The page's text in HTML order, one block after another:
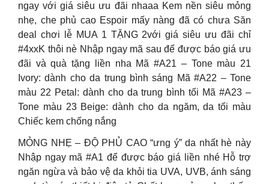
ngay với giá siêu ưu đãi nhaaa Kem nền siêu mỏng
nhẹ, che phủ cao Espoir mấy nàng đã có chưa Săn
deal chơi lễ MUA 1 TẶNG 2với giá siêu ưu đãi chỉ
#4xxK thôi nè Nhập ngay mã sau để được báo giá ưu
đãi và quà tặng liền nha Mã #A21 – Tone màu 21
Ivory: dành cho da trung bình sáng Mã #A22 – Tone
màu 22 Petal: dành cho da trung bình tối Mã #A23 –
Tone màu 23 Beige: dành cho da ngăm, da tối màu
Chiếc kem chống nắng
MỎNG NHẸ – ĐỘ PHỦ CAO “ưng ý” da nhất hè này
Nhập ngay mã #A1 để được báo giá liền nhé Hỗ trợ
ngăn ngừa và bảo vệ da khỏi tia UVA, UVB, ánh sáng